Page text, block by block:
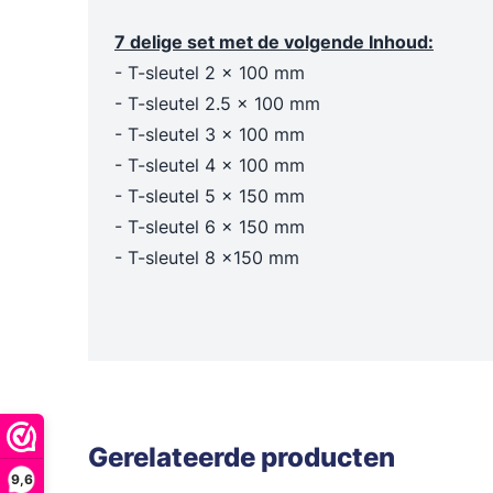
9,6
Dieselpompen & membraanpompen
Blusmiddelen
7 delige set met de volgende Inhoud:
- T-sleutel 2 x 100 mm
- T-sleutel 2.5 x 100 mm
- T-sleutel 3 x 100 mm
- T-sleutel 4 x 100 mm
- T-sleutel 5 x 150 mm
- T-sleutel 6 x 150 mm
- T-sleutel 8 x150 mm
Gerelateerde producten